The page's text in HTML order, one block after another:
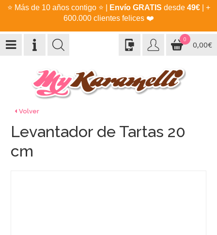
⭐ Más de 10 años contigo ⭐ Envío GRATIS desde 49€| +
600.000 clientes felices ❤️
0
0,00€
Volver
Levantador de Tartas 20
cm